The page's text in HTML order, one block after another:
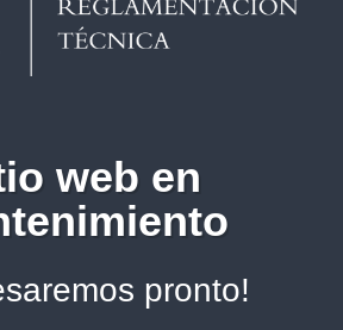
web en
pronto!